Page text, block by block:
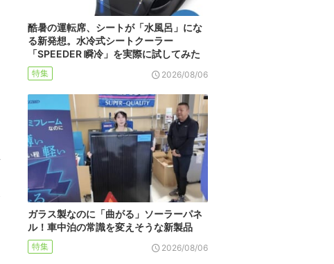
酷暑の運転席、シートが「水風呂」にな
る新発想。水冷式シートクーラー
「SPEEDER 瞬冷」を実際に試してみた
特集 2026/08/06
ガラス製なのに「曲がる」ソーラーパネ
ル！車中泊の常識を変えそうな新製品
特集 2026/08/06